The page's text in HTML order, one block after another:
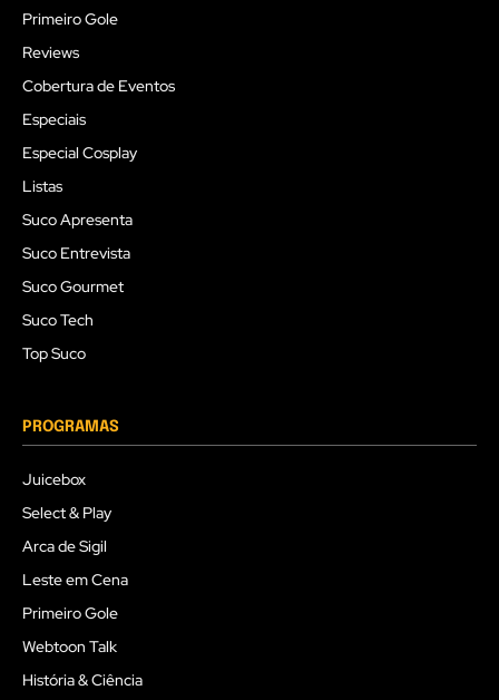
Primeiro Gole
Reviews
Cobertura de Eventos
Especiais
Especial Cosplay
Listas
Suco Apresenta
Suco Entrevista
Suco Gourmet
Suco Tech
Top Suco
PROGRAMAS
Juicebox
Select & Play
Arca de Sigil
Leste em Cena
Primeiro Gole
Webtoon Talk
História & Ciência